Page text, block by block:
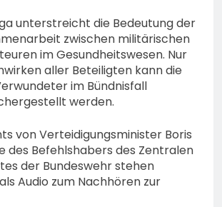
unterstreicht die Bedeutung der
zwischen militärischen
im Gesundheitswesen. Nur
aller Beteiligten kann die
im Bündnisfall
werden.
von Verteidigungsminister Boris
des Befehlshabers des Zentralen
der Bundeswehr stehen
Audio zum Nachhören zur